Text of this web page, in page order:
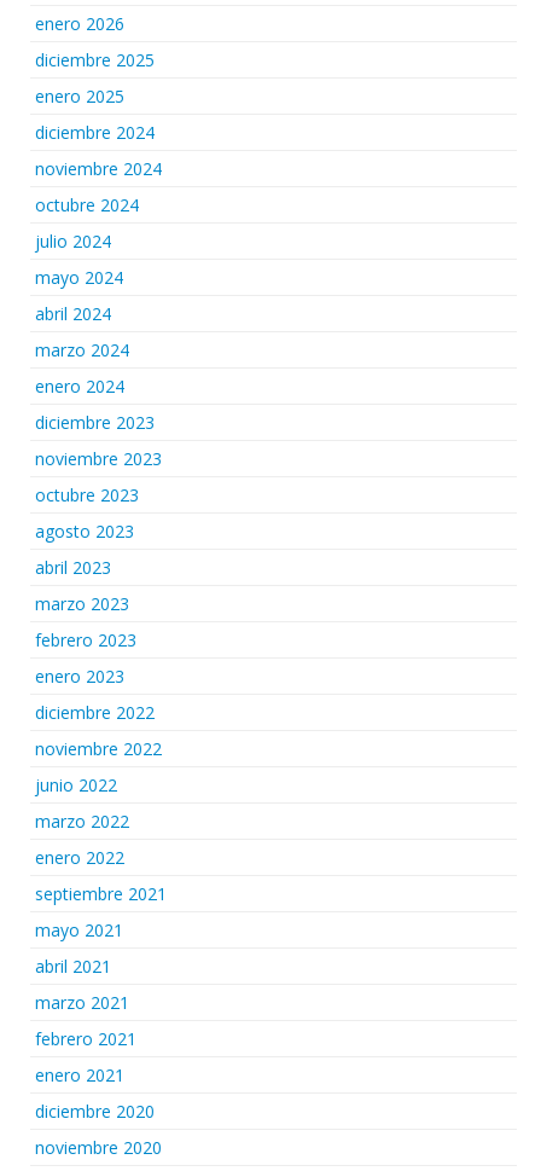
enero 2026
diciembre 2025
enero 2025
diciembre 2024
noviembre 2024
octubre 2024
julio 2024
mayo 2024
abril 2024
marzo 2024
enero 2024
diciembre 2023
noviembre 2023
octubre 2023
agosto 2023
abril 2023
marzo 2023
febrero 2023
enero 2023
diciembre 2022
noviembre 2022
junio 2022
marzo 2022
enero 2022
septiembre 2021
mayo 2021
abril 2021
marzo 2021
febrero 2021
enero 2021
diciembre 2020
noviembre 2020